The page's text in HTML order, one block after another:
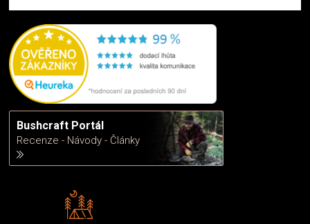
Bushcraft Portál
Recenze - Návody - Články